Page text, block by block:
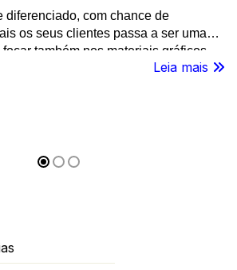
diferenciado, com chance de
os seus clientes passa a ser uma
também nos materiais gráficos
e confira as dicas da FuturaIM!
Leia mais